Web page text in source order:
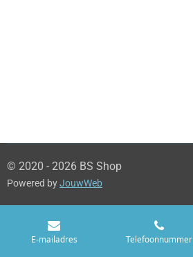
© 2020 - 2026 BS Shop
Powered byJouwWeb
E-mailadres Telefoonnummer